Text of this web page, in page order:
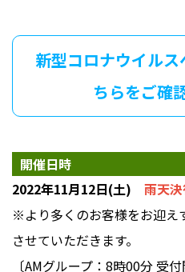
新型コロナウイル
ちらをご確
開催日時
2022年11月12日(土) 雨天
※より多くのお客様をお迎え
させていただきます。
〔AMグループ：8時00分 受